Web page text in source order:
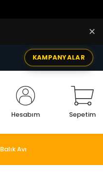
✕
KAMPANYALAR
Hesabım Sepetim
Balık Avı